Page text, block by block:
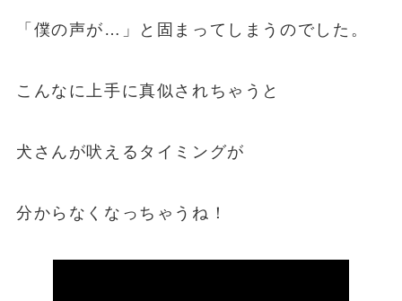
「僕の声が…」と固まってしまうのでした。
こんなに上手に真似されちゃうと
犬さんが吠えるタイミングが
分からなくなっちゃうね！